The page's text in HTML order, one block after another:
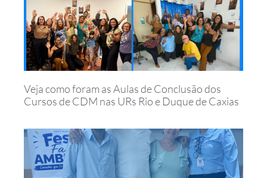
Veja como foram as Aulas de Conclusão dos
Cursos de CDM nas URs Rio e Duque de Caxias